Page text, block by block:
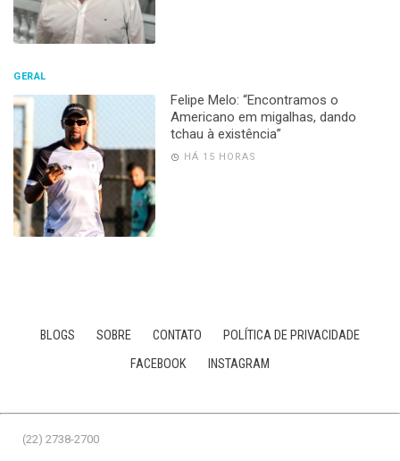
GERAL
Felipe Melo: “Encontramos o
Americano em migalhas, dando
tchau à existência”
HÁ 15 HORAS
BLOGS SOBRE CONTATO
POLÍTICA DE PRIVACIDADE
FACEBOOK
INSTAGRAM
(22) 2738-2700